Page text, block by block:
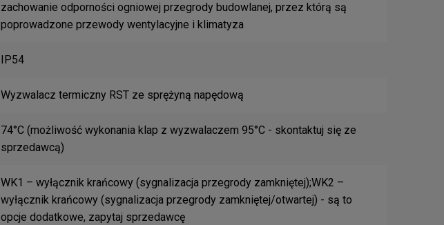
zachowanie odporności ogniowej przegrody budowlanej, przez którą są
poprowadzone przewody wentylacyjne i klimatyza
IP54
Wyzwalacz termiczny RST ze sprężyną napędową
74°C (możliwość wykonania klap z wyzwalaczem 95°C - skontaktuj się ze
sprzedawcą)
WK1 – wyłącznik krańcowy (sygnalizacja przegrody zamkniętej);WK2 –
wyłącznik krańcowy (sygnalizacja przegrody zamkniętej/otwartej) - są to
opcje dodatkowe, zapytaj sprzedawcę